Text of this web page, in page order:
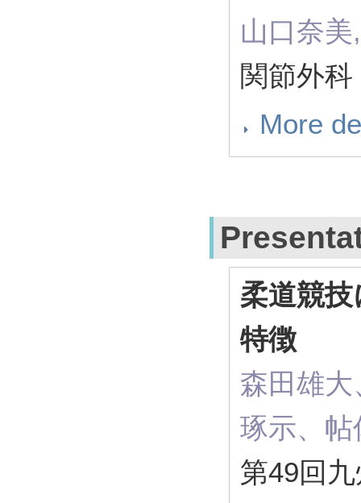
山口奈
関節外
More
柔道競
特徴
森田雄
琢示、帖
第49回